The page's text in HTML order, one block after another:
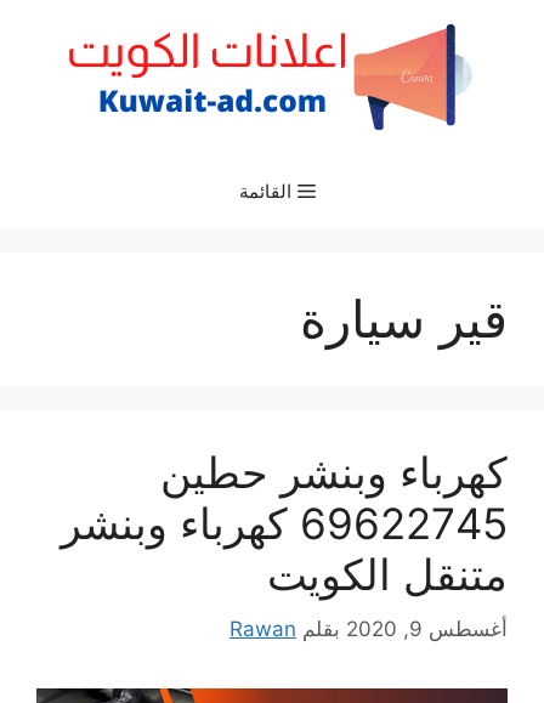
القائمة
قير سيارة
كهرباء وبنشر حطين
69622745 كهرباء وبنشر
متنقل الكويت
أغسطس 9, 2020 بقلم Rawan